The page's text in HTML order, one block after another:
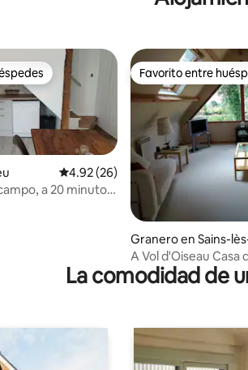
entre huéspedes
Calificación promedio: 4.92 de 5;
4.92 (26)
a 20 minutos
Favorito entre
Favorito entre
Granero en Sains-
A Vol d'Oiseau Casa
panorámicas a los
La comodidad de